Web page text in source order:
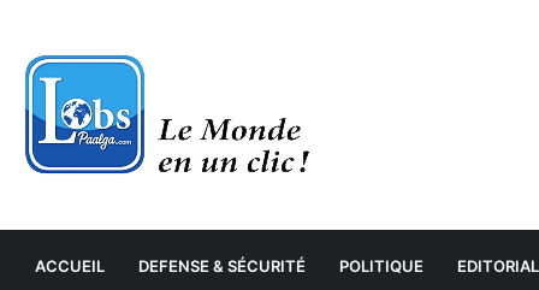
ACCUEIL DEFENSE & SÉCURITÉ POLITIQUE EDITORIAL